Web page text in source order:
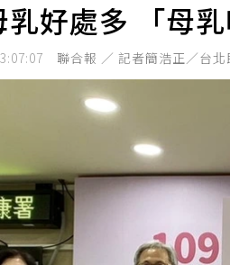
乳好處多 「母
聯合報 ／ 記者簡浩正／台北